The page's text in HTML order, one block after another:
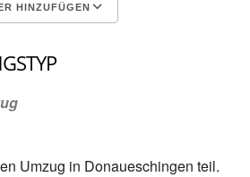
HINZUFÜGEN
Umzug in Donaueschingen teil.